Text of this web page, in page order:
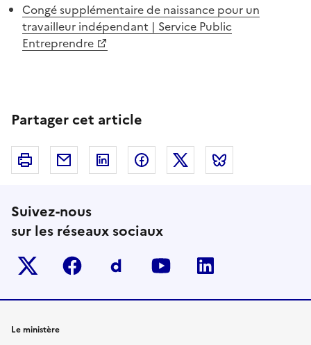
Congé supplémentaire de naissance pour un
travailleur indépendant | Service Public
Entreprendre
Partager cet article
Imprimer Courriel Linkedin FacebookTwitter
Suivez-nous
sur les réseaux sociaux
Twitter-x facebook Dailymotion
youtube
Le ministère